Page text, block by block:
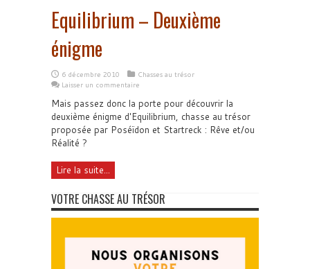
Equilibrium – Deuxième
énigme
6 décembre 2010
Chasses au trésor
Laisser un commentaire
Mais passez donc la porte pour découvrir la
deuxième énigme d'Equilibrium, chasse au trésor
proposée par Poséïdon et Startreck : Rêve et/ou
Réalité ?
Lire la suite...
VOTRE CHASSE AU TRÉSOR